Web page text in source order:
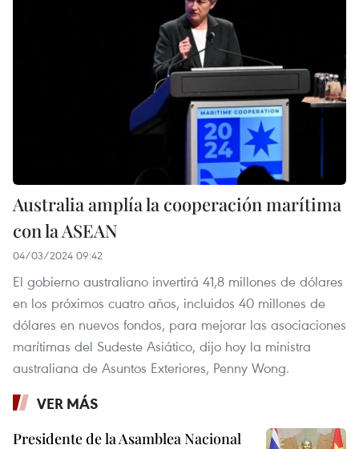
Australia amplía la cooperación marítima
con la ASEAN
04/03/2024 09:42
El gobierno australiano invertirá 41,8 millones de dólares
en los próximos cuatro años, incluidos 40 millones de
dólares en nuevos fondos, para mejorar las asociaciones
marítimas del Sudeste Asiático, dijo hoy la ministra
australiana de Asuntos Exteriores, Penny Wong.
VER MÁS
Presidente de la Asamblea Nacional